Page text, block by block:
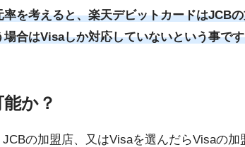
を考えると、楽天デビットカードはJCB
合はVisaしか対応していないという事で
か？
の加盟店、又はVisaを選んだらVisaの